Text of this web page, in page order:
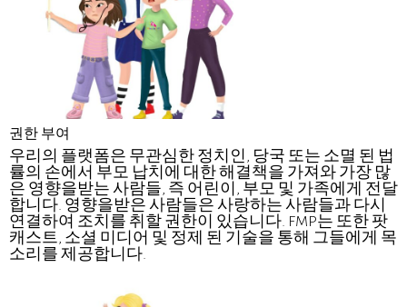
권한 부여
우리의 플랫폼은 무관심한 정치인, 당국 또는 소멸 된 법
률의 손에서 부모 납치에 대한 해결책을 가져와 가장 많
은 영향을받는 사람들, 즉 어린이, 부모 및 가족에게 전달
합니다. 영향을받은 사람들은 사랑하는 사람들과 다시
연결하여 조치를 취할 권한이 있습니다. FMP는 또한 팟
캐스트, 소셜 미디어 및 정제 된 기술을 통해 그들에게 목
소리를 제공합니다.